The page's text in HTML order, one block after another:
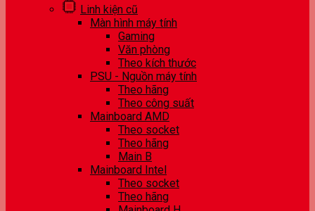
Linh kiện cũ
Màn hình máy tính
Gaming
Văn phòng
Theo kích thước
PSU - Nguồn máy tính
Theo hãng
Theo công suất
Mainboard AMD
Theo socket
Theo hãng
Main B
Mainboard Intel
Theo socket
Theo hãng